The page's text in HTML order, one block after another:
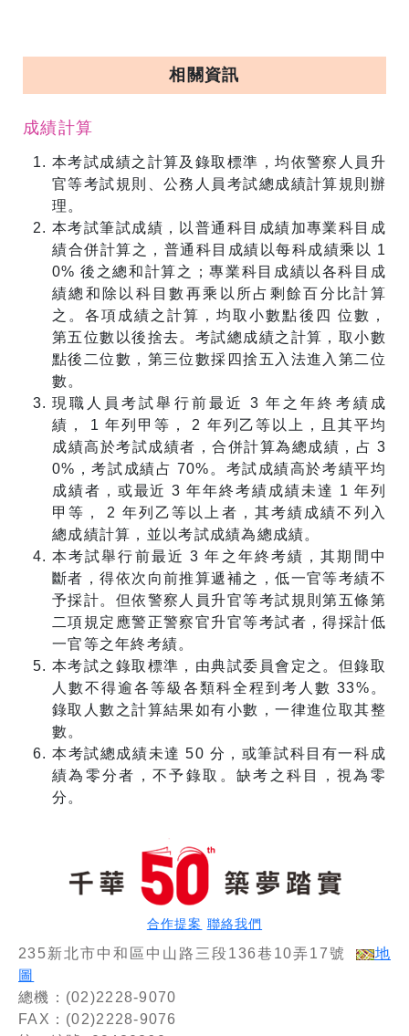
相關資訊
成績計算
本考試成績之計算及錄取標準，均依警察人員升
官等考試規則、公務人員考試總成績計算規則辦
理。
本考試筆試成績，以普通科目成績加專業科目成
績合併計算之，普通科目成績以每科成績乘以 1
0% 後之總和計算之；專業科目成績以各科目成
績總和除以科目數再乘以所占剩餘百分比計算
之。各項成績之計算，均取小數點後四 位數，
第五位數以後捨去。考試總成績之計算，取小數
點後二位數，第三位數採四捨五入法進入第二位
數。
現職人員考試舉行前最近 3 年之年終考績成
績， 1 年列甲等， 2 年列乙等以上，且其平均
成績高於考試成績者，合併計算為總成績，占 3
0%，考試成績占 70%。考試成績高於考績平均
成績者，或最近 3 年年終考績成績未達 1 年列
甲等， 2 年列乙等以上者，其考績成績不列入
總成績計算，並以考試成績為總成績。
本考試舉行前最近 3 年之年終考績，其期間中
斷者，得依次向前推算遞補之，低一官等考績不
予採計。但依警察人員升官等考試規則第五條第
二項規定應警正警察官升官等考試者，得採計低
一官等之年終考績。
本考試之錄取標準，由典試委員會定之。但錄取
人數不得逾各等級各類科全程到考人數 33%。
錄取人數之計算結果如有小數，一律進位取其整
數。
本考試總成績未達 50 分，或筆試科目有一科成
績為零分者，不予錄取。缺考之科目，視為零
分。
合作提案 聯絡我們
235新北市中和區中山路三段136巷10弄17號
地
圖
總機：(02)2228-9070
FAX：(02)2228-9076